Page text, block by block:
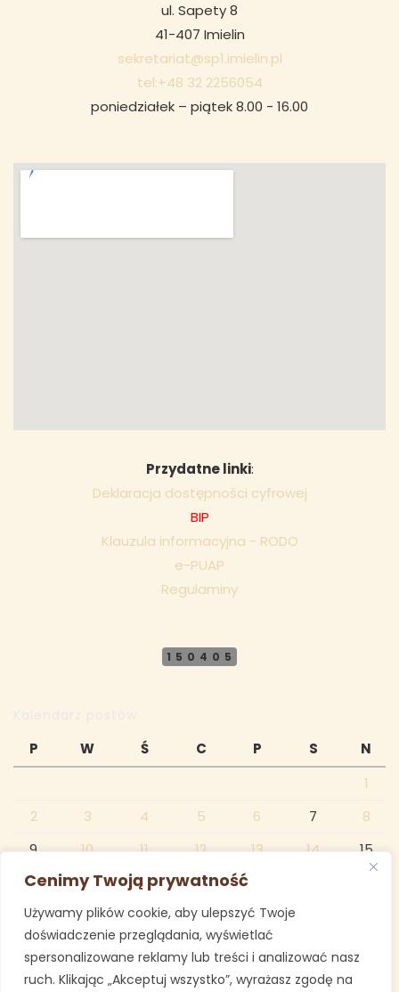
Cenimy Twoją prywatność
Używamy plików cookie, aby ulepszyć Twoje
doświadczenie przeglądania, wyświetlać
spersonalizowane reklamy lub treści i analizować nasz
ruch. Klikając „Akceptuj wszystko”, wyrażasz zgodę na
ul. Sapety 8
41-407 Imielin
sekretariat@sp1.imielin.pl
tel:+48 32 2256054
poniedziałek – piątek 8.00 - 16.00
Przydatne linki:
Deklaracja dostępności cyfrowej
BIP
Klauzula informacyjna - RODO
e-PUAP
Regulaminy
150405
październik 2023
P W Ś C P S
N
1
2
3 4 5 6 7
8
9
10 11 12 13 14
15
16
17 18 19
23
24 25 26 27
31